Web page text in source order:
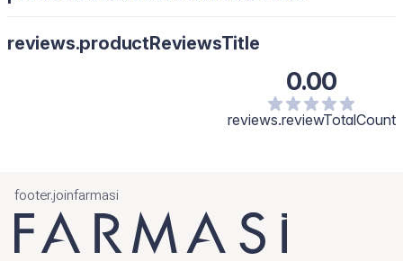
Inactives: Water/Aqua, Cyclopentasiloxane, Butylene Glycol,
PEG-10 Dimethicone, Dimethicone, Disteardimonium Hectorite,
Trimethylsiloxysilicate, Phenoxyethanol, Phenethyl Alcohol,
Sodium Chloride, Sodium Carrageenan, Silica, Sea Salt/Maris
Sal, Polymethylsilsesquioxane, Jojoba Esters, Tocopherol,
reviews.productReviewsTitle
0.00
reviews.reviewTotalCount
footer.joinfarmasi